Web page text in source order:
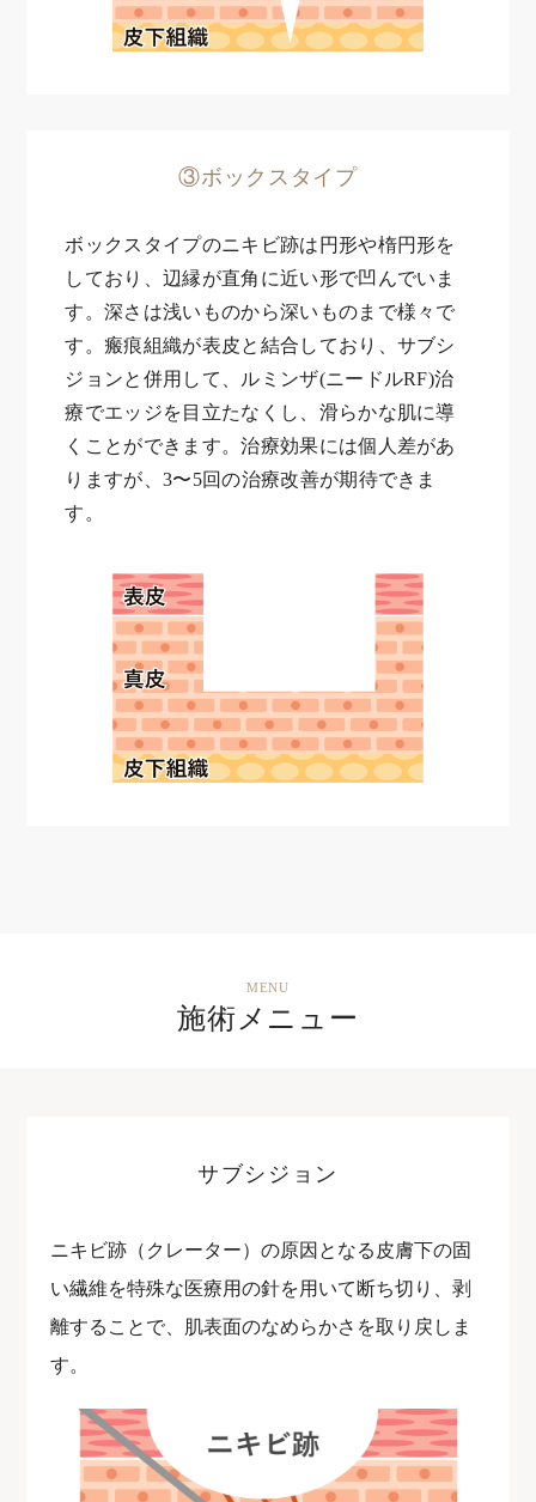
③ボックスタイプ
ボックスタイプのニキビ跡は円形や楕円形を
しており、辺縁が直角に近い形で凹んでいま
す。深さは浅いものから深いものまで様々で
す。瘢痕組織が表皮と結合しており、サブシ
ジョンと併用して、ルミンザ(ニードルRF)治
療でエッジを目立たなくし、滑らかな肌に導
くことができます。治療効果には個人差があ
りますが、3〜5回の治療改善が期待できま
す。
MENU
施術メニュー
サブシジョン
ニキビ跡（クレーター）の原因となる皮膚下の固
い繊維を特殊な医療用の針を用いて断ち切り、剥
離することで、肌表面のなめらかさを取り戻しま
す。